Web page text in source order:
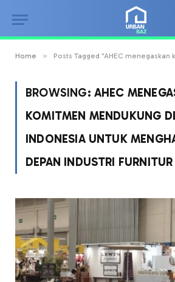
Home » Posts Tagged "AHEC menegaskan komitmen mendukung desainer
BROWSING: AHEC
KOMITMEN MENDUKUNG
INDONESIA UNTUK
DEPAN INDUSTRI FURNITUR